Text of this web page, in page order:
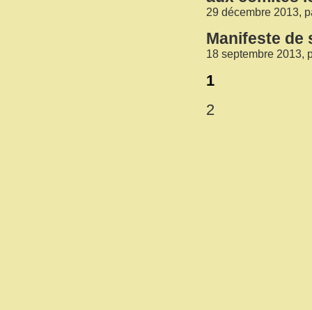
29 décembre 2013,
Manifeste de
18 septembre 2013,
1
2